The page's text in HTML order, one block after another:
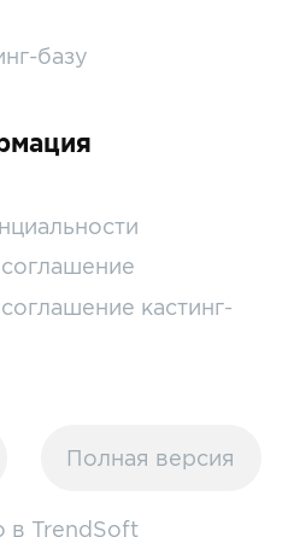
базу
кастинг-
Полная версия
в TrendSoft